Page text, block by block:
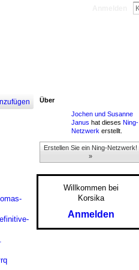
Über
Jochen und Susanne
Janus hat dieses Ning-
Netzwerk erstellt.
Erstellen Sie ein Ning-Netzwerk!
»
Willkommen bei
Korsika
Anmelden